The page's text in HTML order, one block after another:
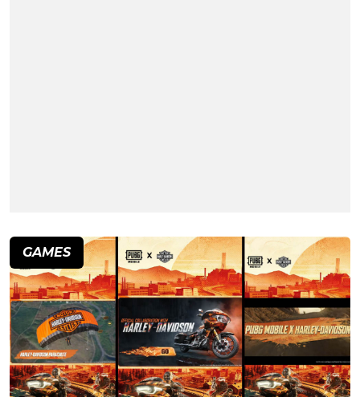
GAMES